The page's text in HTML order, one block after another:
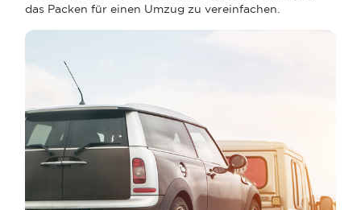
das Packen für einen Umzug zu vereinfachen.